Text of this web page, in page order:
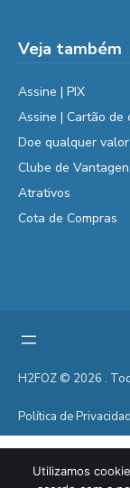
Veja também
Assine | PIX
Assine | Cartão de
Doe qualquer valor
Clube de
Atrativos
Cota de Compras
H2FOZ © 2026 .
Política de
Utilizamos